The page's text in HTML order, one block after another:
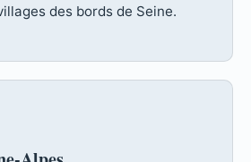
des bords de Seine.